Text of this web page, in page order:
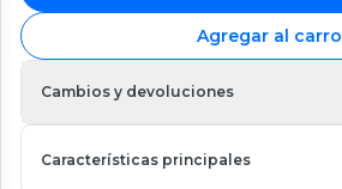
Agregar al carro
Cambios y devoluciones
Características principales